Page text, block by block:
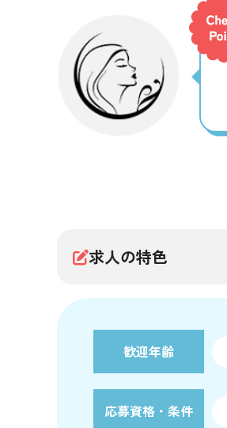
求人の特色
歓迎年齢
応募資格・条件